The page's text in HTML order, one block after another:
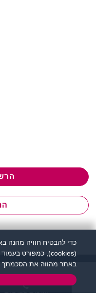
שירות לקוחות:
כדי להבטיח חוויה מהנה
(cookies), כמפורט בעמוד
באתר מהווה את הסכמתך